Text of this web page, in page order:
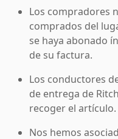
Los compradores
comprados del
se haya abonado
de su factura.
Los conductores
de entrega de
recoger el artículo.
Nos hemos